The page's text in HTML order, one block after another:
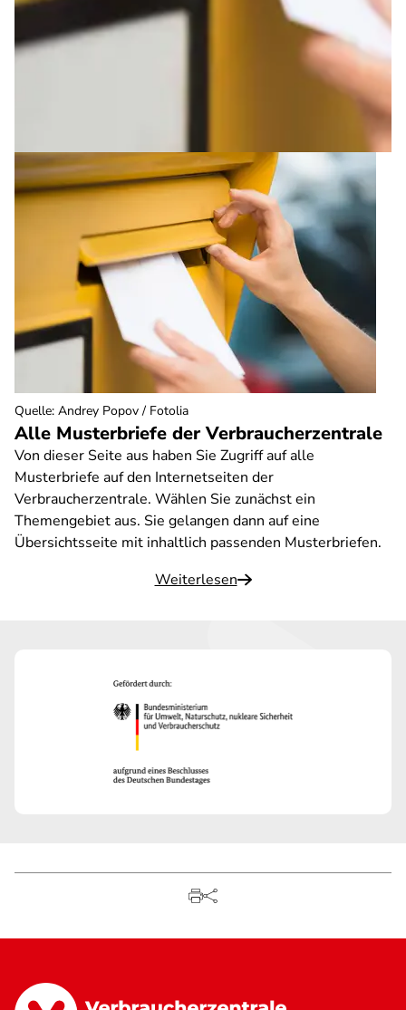
Alle Musterbriefe der Verbraucherzentrale
Von dieser Seite aus haben Sie Zugriff auf alle
Musterbriefe auf den Internetseiten der
Verbraucherzentrale. Wählen Sie zunächst ein
Themengebiet aus. Sie gelangen dann auf eine
Übersichtsseite mit inhaltlich passenden Musterbriefen.
Weiterlesen
Quelle: Andrey Popov / Fotolia